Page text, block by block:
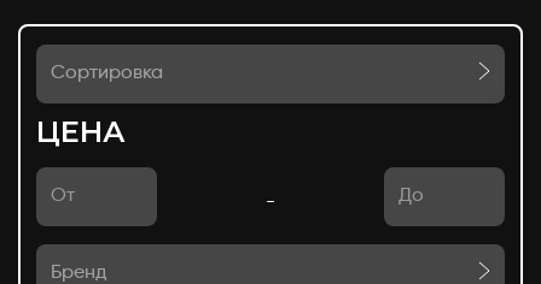
Сортировка
ЦЕНА
-
Бренд